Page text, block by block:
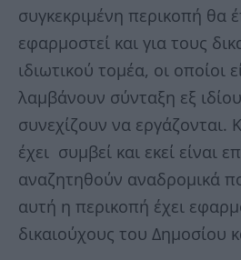
συγκεκριμένη περικοπή θα
εφαρμοστεί και για τους
ιδιωτικού τομέα, οι οποίοι
λαμβάνουν σύνταξη εξ
συνεχίζουν να εργάζονται.
έχει συμβεί και εκεί είναι
αναζητηθούν αναδρομικά
αυτή η περικοπή έχει
δικαιούχους του Δημοσίου